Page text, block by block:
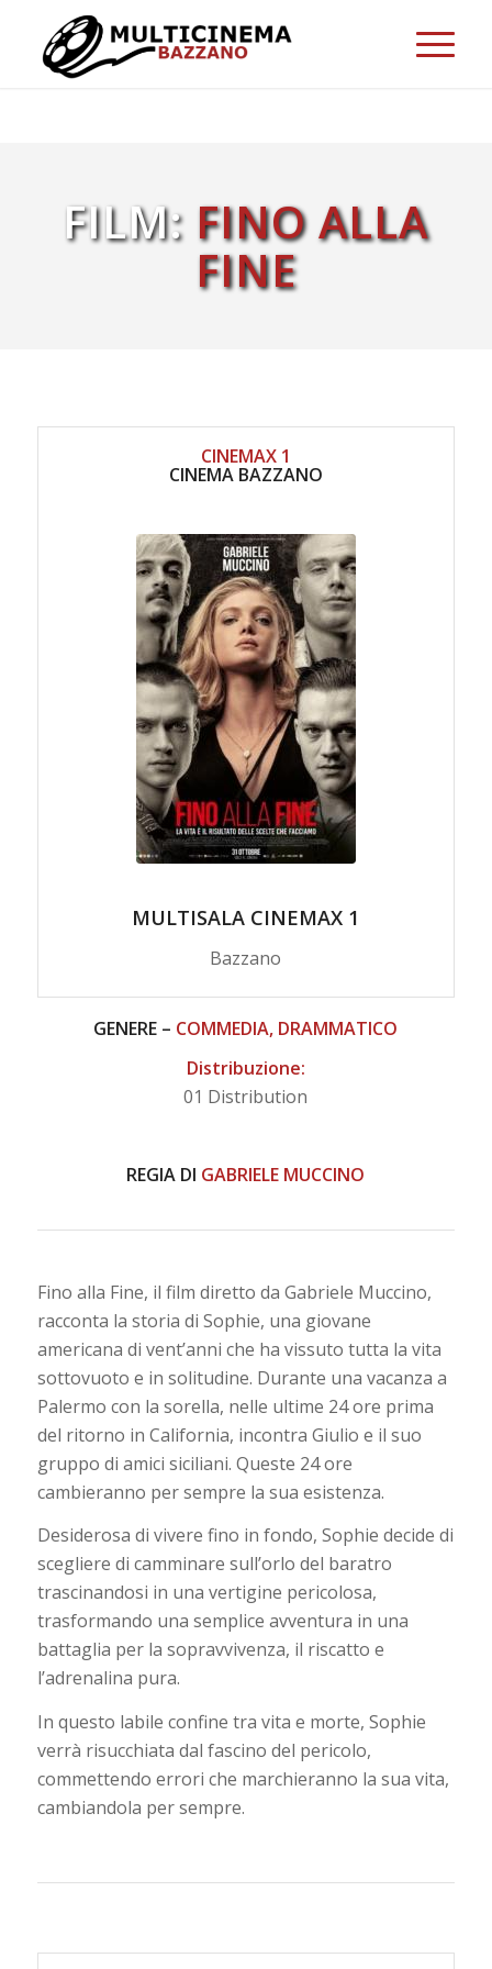
FILM: FINO ALLA
FINE
CINEMAX 1
CINEMA BAZZANO
MULTISALA CINEMAX 1
Bazzano
GENERE – COMMEDIA, DRAMMATICO
Distribuzione:
01 Distribution
REGIA DI GABRIELE MUCCINO
Fino alla Fine, il film diretto da Gabriele Muccino,
racconta la storia di Sophie, una giovane
americana di vent’anni che ha vissuto tutta la vita
sottovuoto e in solitudine. Durante una vacanza a
Palermo con la sorella, nelle ultime 24 ore prima
del ritorno in California, incontra Giulio e il suo
gruppo di amici siciliani. Queste 24 ore
cambieranno per sempre la sua esistenza.
Desiderosa di vivere fino in fondo, Sophie decide di
scegliere di camminare sull’orlo del baratro
trascinandosi in una vertigine pericolosa,
trasformando una semplice avventura in una
battaglia per la sopravvivenza, il riscatto e
l’adrenalina pura.
In questo labile confine tra vita e morte, Sophie
verrà risucchiata dal fascino del pericolo,
commettendo errori che marchieranno la sua vita,
cambiandola per sempre.